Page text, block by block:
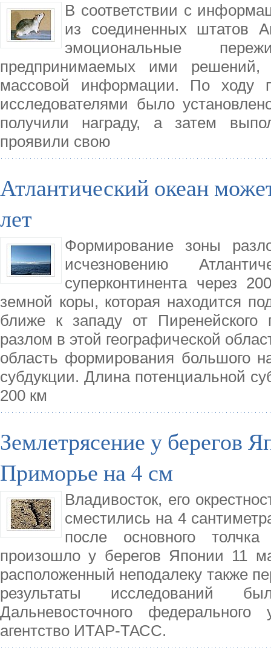
В соответствии с
из соединенных штатов
эмоциональные
предпринимаемых ими решений,
массовой информации. По ходу
исследователями было
получили награду, а затем
проявили свою
Атлантический океан
лет
Формирование зоны
исчезновению
суперконтинента через
земной коры, которая находится
ближе к западу от Пиренейского
разлом в этой географической
область формирования большого
субдукции. Длина потенциальной
200 км
Землетрясение у берегов
Приморье на 4 см
Владивосток, его
сместились на 4
после основного
произошло у берегов Японии 11
расположенный неподалеку также
результаты исследований
Дальневосточного
агентство ИТАР-ТАСС.